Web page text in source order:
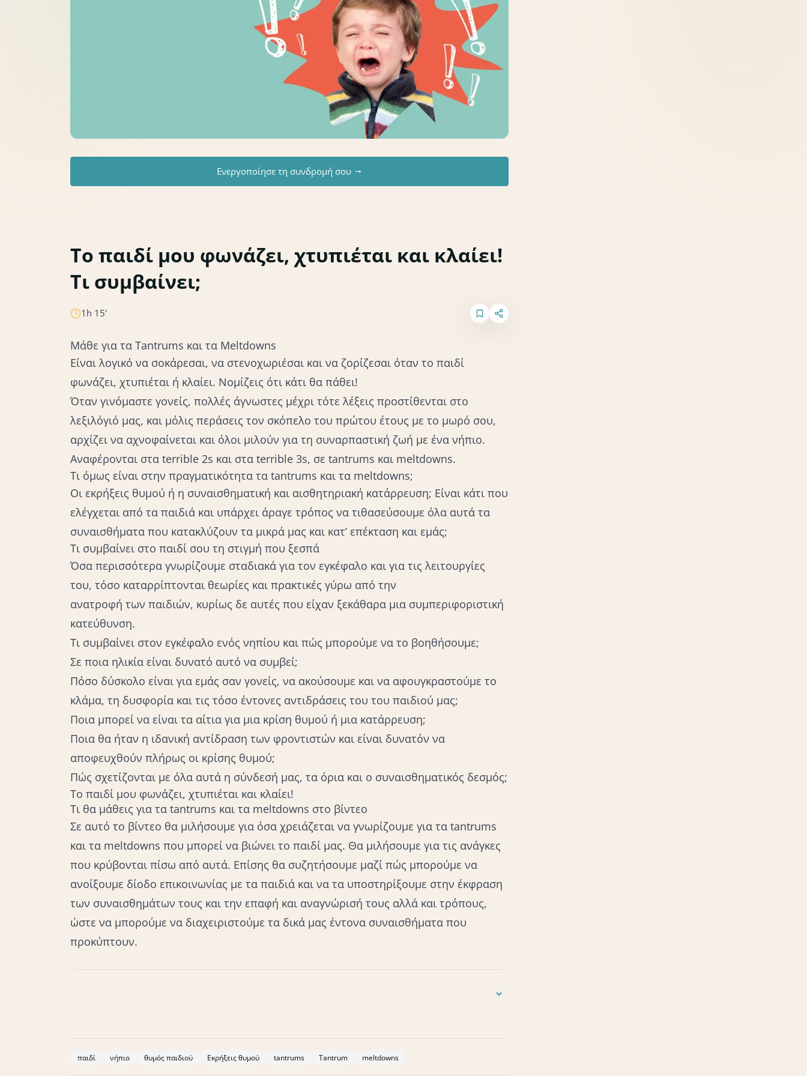
Ενεργοποίησε τη συνδρομή σου
Κλάμα Συμπεριφορά Tantrums & Meltdowns
Το παιδί μου φωνάζει, χτυπιέται και κλαίει!
Τι συμβαίνει;
1h 15'
Μάθε για τα Tantrums και τα Meltdowns
Είναι λογικό να σοκάρεσαι, να στενοχωριέσαι και να ζορίζεσαι όταν το παιδί
φωνάζει, χτυπιέται ή κλαίει. Νομίζεις ότι κάτι θα πάθει!
Όταν γινόμαστε γονείς, πολλές άγνωστες μέχρι τότε λέξεις προστίθενται στο
λεξιλόγιό μας, και μόλις περάσεις τον σκόπελο του πρώτου έτους με το μωρό σου,
αρχίζει να αχνοφαίνεται και όλοι μιλούν για τη συναρπαστική ζωή με ένα νήπιο.
Αναφέρονται στα terrible 2s και στα terrible 3s, σε tantrums και meltdowns.
Τι όμως είναι στην πραγματικότητα τα tantrums και τα meltdowns;
Οι εκρήξεις θυμού ή η συναισθηματική και αισθητηριακή κατάρρευση; Είναι κάτι που
ελέγχεται από τα παιδιά και υπάρχει άραγε τρόπος να τιθασεύσουμε όλα αυτά τα
συναισθήματα που κατακλύζουν τα μικρά μας και κατ’ επέκταση και εμάς;
Τι συμβαίνει στο παιδί σου τη στιγμή που ξεσπά
Όσα περισσότερα γνωρίζουμε σταδιακά για τον εγκέφαλο και για τις λειτουργίες
του, τόσο καταρρίπτονται θεωρίες και πρακτικές γύρω από την
ανατροφή των παιδιών, κυρίως δε αυτές που είχαν ξεκάθαρα μια συμπεριφοριστική
κατεύθυνση.
Τι συμβαίνει στον εγκέφαλο ενός νηπίου και πώς μπορούμε να το βοηθήσουμε;
Σε ποια ηλικία είναι δυνατό αυτό να συμβεί;
Πόσο δύσκολο είναι για εμάς σαν γονείς, να ακούσουμε και να αφουγκραστούμε το
κλάμα, τη δυσφορία και τις τόσο έντονες αντιδράσεις του του παιδιού μας;
Ποια μπορεί να είναι τα αίτια για μια κρίση θυμού ή μια κατάρρευση;
Ποια θα ήταν η ιδανική αντίδραση των φροντιστών και είναι δυνατόν να
αποφευχθούν πλήρως οι κρίσης θυμού;
Πώς σχετίζονται με όλα αυτά η σύνδεσή μας, τα όρια και ο συναισθηματικός δεσμός;
Το παιδί μου φωνάζει, χτυπιέται και κλαίει!
Τι θα μάθεις για τα tantrums και τα meltdowns στο βίντεο
Σε αυτό το βίντεο θα μιλήσουμε για όσα χρειάζεται να γνωρίζουμε για τα tantrums
και τα meltdowns που μπορεί να βιώνει το παιδί μας. Θα μιλήσουμε για τις ανάγκες
που κρύβονται πίσω από αυτά. Επίσης θα συζητήσουμε μαζί πώς μπορούμε να
ανοίξουμε δίοδο επικοινωνίας με τα παιδιά και να τα υποστηρίξουμε στην έκφραση
των συναισθημάτων τους και την επαφή και αναγνώρισή τους αλλά και τρόπους,
ώστε να μπορούμε να διαχειριστούμε τα δικά μας έντονα συναισθήματα που
προκύπτουν.
Children (from Preconception to Five Years)Barbara Nicholson,Lysa A. ParkerSiegel, E. Daniel, and Tina
mind." (2011).Siegel, Daniel J.
The developing mind: How relationships and the brain interact to shape
παιδί νήπιο θυμός παιδιού Εκρήξεις θυμού tantrums Tantrum meltdowns